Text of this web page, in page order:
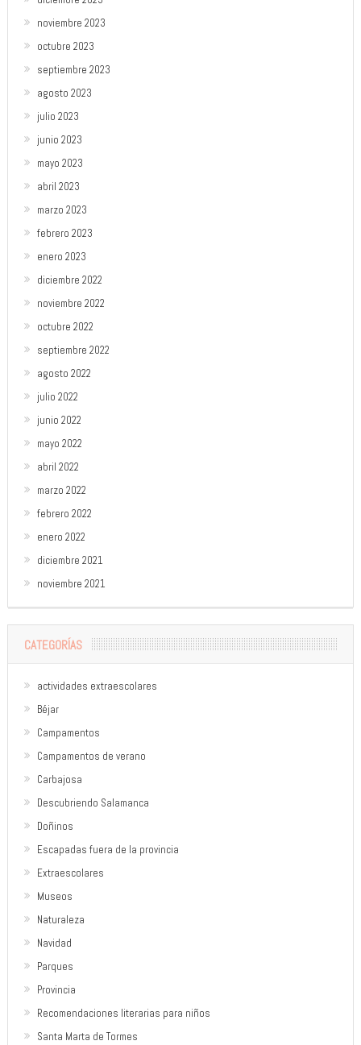
noviembre 2023
octubre 2023
septiembre 2023
agosto 2023
julio 2023
junio 2023
mayo 2023
abril 2023
marzo 2023
febrero 2023
enero 2023
diciembre 2022
noviembre 2022
octubre 2022
septiembre 2022
agosto 2022
julio 2022
junio 2022
mayo 2022
abril 2022
marzo 2022
febrero 2022
enero 2022
diciembre 2021
noviembre 2021
CATEGORÍAS
actividades extraescolares
Béjar
Campamentos
Campamentos de verano
Carbajosa
Descubriendo Salamanca
Doñinos
Escapadas fuera de la provincia
Extraescolares
Museos
Naturaleza
Navidad
Parques
Provincia
Recomendaciones literarias para niños
Santa Marta de Tormes